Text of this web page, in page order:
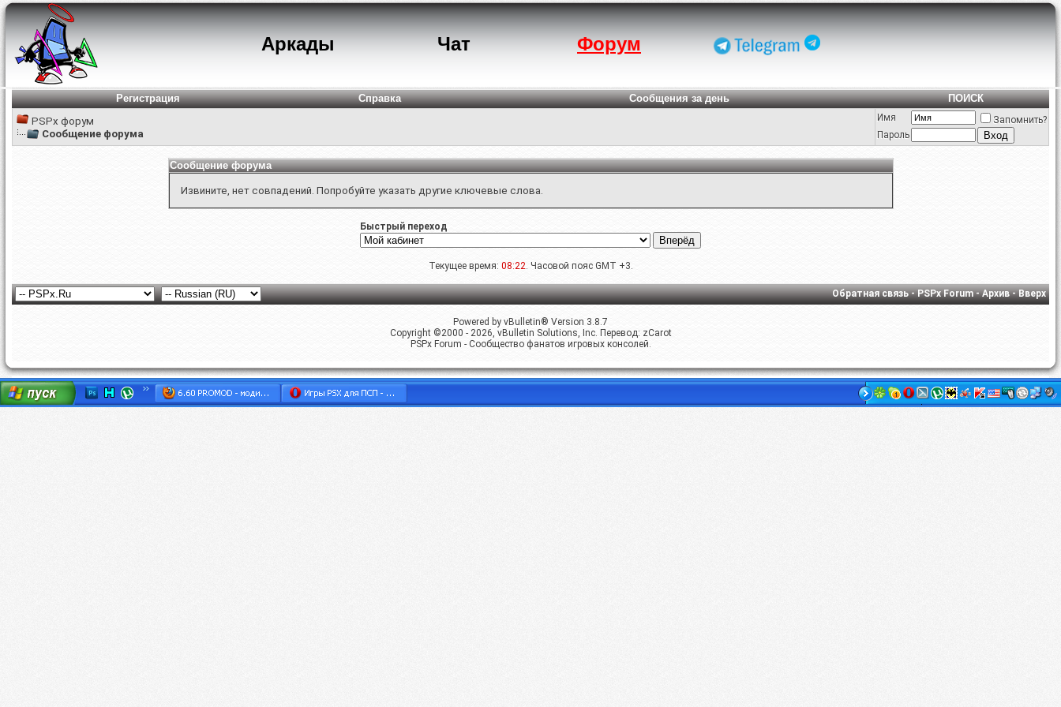
Аркады Чат Форум
Регистрация Справка Сообщения за день
ПОИСК
PSPx форум
Сообщение форума
Имя
Запомнить?
Пароль
Сообщение форума
Извините, нет совпадений. Попробуйте указать другие ключевые слова.
Быстрый переход
Текущее время: 08:22. Часовой пояс GMT +3.
Обратная связь-PSPx Forum-Архив-Вверх
Powered by vBulletin® Version 3.8.7
Copyright ©2000 - 2026, vBulletin Solutions, Inc. Перевод: zCarot
PSPx Forum - Сообщество фанатов игровых консолей.